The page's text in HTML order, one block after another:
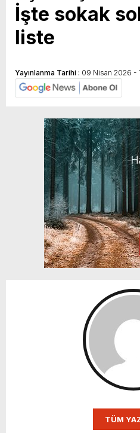
İşte sokak
liste
Yayınlanma Tarihi : 09 Nisan 2026 -
TÜM